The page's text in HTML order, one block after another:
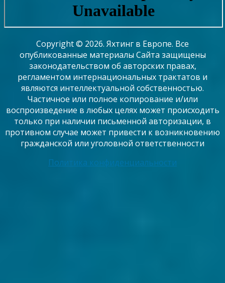
Copyright © 2026. Яхтинг в Европе. Все
опубликованные материалы Сайта защищены
законодательством об авторских правах,
регламентом интернациональных трактатов и
являются интеллектуальной собственностью.
Частичное или полное копирование и/или
воспроизведение в любых целях может происходить
только при наличии письменной авторизации, в
противном случае может привести к возникновению
гражданской или уголовной ответственности
Политика конфиденциальности